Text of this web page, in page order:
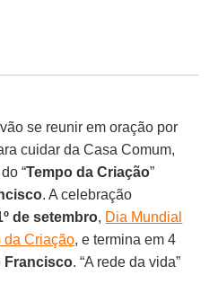
se reunir em oração por
cuidar da Casa Comum,
“Tempo da Criação”
. A celebração
de setembro, Dia Mundial
da Criação, e termina em 4
Francisco. “A rede da vida”